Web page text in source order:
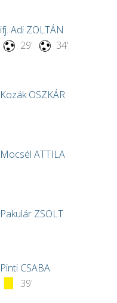
ifj. Adi ZOLTÁN
29'
34'
KozákOSZKÁR
Mocsél ATTILA
Pakulár ZSOLT
Pinti CSABA
39'